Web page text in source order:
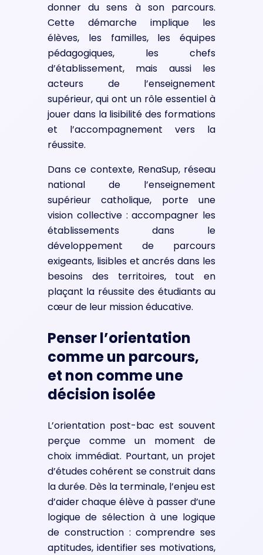
donner du sens à son parcours.
Cette démarche implique les
élèves, les familles, les équipes
pédagogiques, les chefs
d’établissement, mais aussi les
acteurs de l’enseignement
supérieur, qui ont un rôle essentiel à
jouer dans la lisibilité des formations
et l’accompagnement vers la
réussite.
Dans ce contexte, RenaSup, réseau
national de l’enseignement
supérieur catholique, porte une
vision collective : accompagner les
établissements dans le
développement de parcours
exigeants, lisibles et ancrés dans les
besoins des territoires, tout en
plaçant la réussite des étudiants au
cœur de leur mission éducative.
Penser l’orientation
comme un parcours,
et non comme une
décision isolée
L’orientation post-bac est souvent
perçue comme un moment de
choix immédiat. Pourtant, un projet
d’études cohérent se construit dans
la durée. Dès la terminale, l’enjeu est
d’aider chaque élève à passer d’une
logique de sélection à une logique
de construction : comprendre ses
aptitudes, identifier ses motivations,